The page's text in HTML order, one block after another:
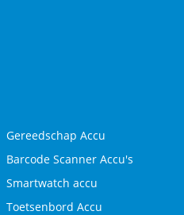
Gereedschap Accu
Barcode Scanner Accu's
Smartwatch accu
Toetsenbord Accu